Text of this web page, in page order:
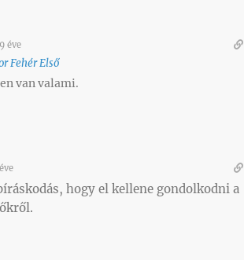
9 éve
Fehér Első
van valami.
hogy el kellene gondolkodni a